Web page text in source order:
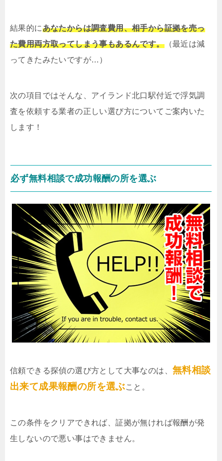
結果的にあなたからは調査費用、相手から証拠を売っ
た費用両方取ってしまう事もあるんです。（最近は減
ってきたみたいですが…）
次の項目ではそんな、アイランド北口駅付近で浮気調
査を依頼する業者の正しい選び方についてご案内いた
します！
必ず無料相談で成功報酬の所を選ぶ
信頼できる探偵の選び方として大事なのは、 無料相談
出来て成果報酬の所を選ぶこと。
この条件をクリアできれば、証拠が無ければ報酬が発
生しないので悪い事はできません。